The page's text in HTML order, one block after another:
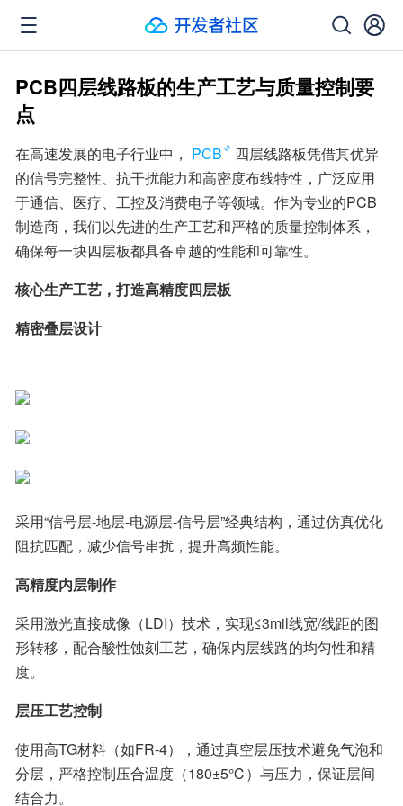
PCB四层线路板的生产工艺与质量控制要
点
在高速发展的电子行业中， PCB
四层线路板凭借其优异
的信号完整性、抗干扰能力和高密度布线特性，广泛应用
于通信、医疗、工控及消费电子等领域。作为专业的PCB
制造商，我们以先进的生产工艺和严格的质量控制体系，
确保每一块四层板都具备卓越的性能和可靠性。
核心生产工艺，打造高精度四层板
精密叠层设计
采用“信号层-地层-电源层-信号层”经典结构，通过仿真优化
阻抗匹配，减少信号串扰，提升高频性能。
高精度内层制作
采用激光直接成像（LDI）技术，实现≤3mil线宽/线距的图
形转移，配合酸性蚀刻工艺，确保内层线路的均匀性和精
度。
层压工艺控制
使用高TG材料（如FR-4），通过真空层压技术避免气泡和
分层，严格控制压合温度（180±5℃）与压力，保证层间
结合力。